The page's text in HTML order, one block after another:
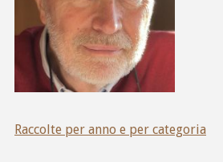
Raccolte per anno e per categoria